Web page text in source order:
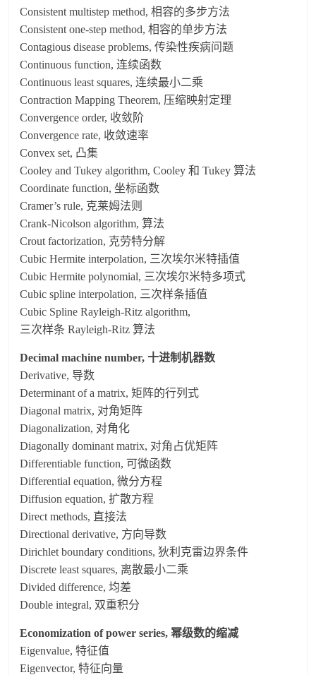
Consistent multistep method, 相容的多步方法
Consistent one-step method, 相容的单步方法
Contagious disease problems, 传染性疾病问题
Continuous function, 连续函数
Continuous least squares, 连续最小二乘
Contraction Mapping Theorem, 压缩映射定理
Convergence order, 收敛阶
Convergence rate, 收敛速率
Convex set, 凸集
Cooley and Tukey algorithm, Cooley 和 Tukey 算法
Coordinate function, 坐标函数
Cramer’s rule, 克莱姆法则
Crank-Nicolson algorithm, 算法
Crout factorization, 克劳特分解
Cubic Hermite interpolation, 三次埃尔米特插值
Cubic Hermite polynomial, 三次埃尔米特多项式
Cubic spline interpolation, 三次样条插值
Cubic Spline Rayleigh-Ritz algorithm,
三次样条 Rayleigh-Ritz 算法
Decimal machine number, 十进制机器数
Derivative, 导数
Determinant of a matrix, 矩阵的行列式
Diagonal matrix, 对角矩阵
Diagonalization, 对角化
Diagonally dominant matrix, 对角占优矩阵
Differentiable function, 可微函数
Differential equation, 微分方程
Diffusion equation, 扩散方程
Direct methods, 直接法
Directional derivative, 方向导数
Dirichlet boundary conditions, 狄利克雷边界条件
Discrete least squares, 离散最小二乘
Divided difference, 均差
Double integral, 双重积分
Economization of power series, 幂级数的缩减
Eigenvalue, 特征值
Eigenvector, 特征向量